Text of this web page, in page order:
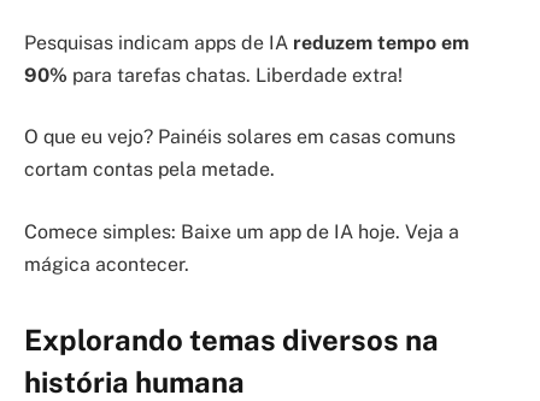
Pesquisas indicam apps de IA reduzem tempo em
90% para tarefas chatas. Liberdade extra!
O que eu vejo? Painéis solares em casas comuns
cortam contas pela metade.
Comece simples: Baixe um app de IA hoje. Veja a
mágica acontecer.
Explorando temas diversos na
história humana